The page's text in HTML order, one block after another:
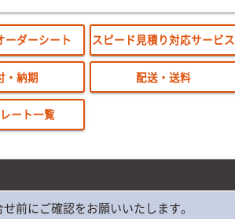
ーダーシート スピード見積り対応サービス
・納期 配送・送料
ート一覧
前にご確認をお願いいたします。